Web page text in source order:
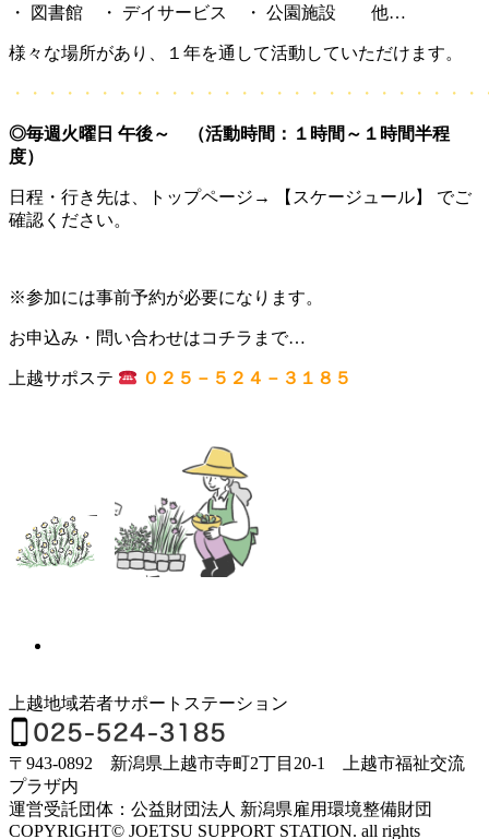
・ 図書館 ・ デイサービス ・ 公園施設 他…
様々な場所があり、１年を通して活動していただけます。
・・・・・・・・・・・・・・・・・・・・・・・・・・
◎毎週火曜日 午後～ （活動時間：１時間～１時間半程
度）
日程・行き先は、トップページ→ 【スケージュール】 でご
確認ください。
※参加には事前予約が必要になります。
お申込み・問い合わせはコチラまで…
上越サポステ ０２５－５２４－３１８５
上越地域若者サポートステーション
〒943-0892 新潟県上越市寺町2丁目20-1 上越市福祉交流
プラザ内
運営受託団体：公益財団法人 新潟県雇用環境整備財団
COPYRIGHT© JOETSU SUPPORT STATION. all rights